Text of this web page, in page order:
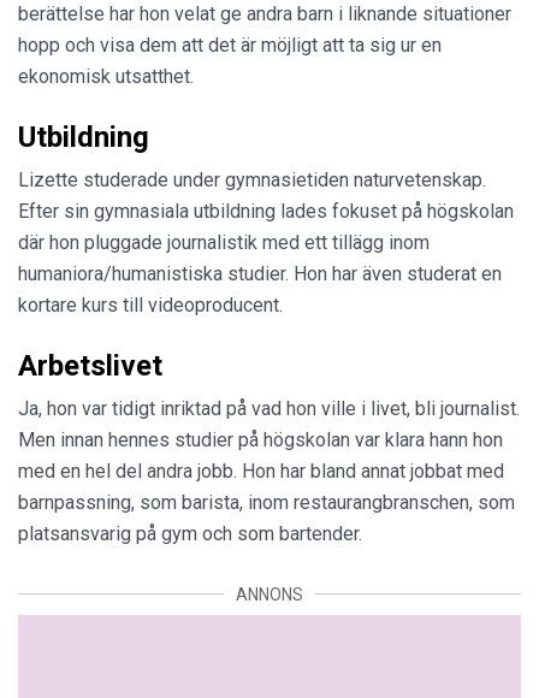
berättelse har hon velat ge andra barn i liknande situationer
hopp och visa dem att det är möjligt att ta sig ur en
ekonomisk utsatthet.
Utbildning
Lizette studerade under gymnasietiden naturvetenskap.
Efter sin gymnasiala utbildning lades fokuset på högskolan
där hon pluggade journalistik med ett tillägg inom
humaniora/humanistiska studier. Hon har även studerat en
kortare kurs till videoproducent.
Arbetslivet
Ja, hon var tidigt inriktad på vad hon ville i livet, bli journalist.
Men innan hennes studier på högskolan var klara hann hon
med en hel del andra jobb. Hon har bland annat jobbat med
barnpassning, som barista, inom restaurangbranschen, som
platsansvarig på gym och som bartender.
ANNONS